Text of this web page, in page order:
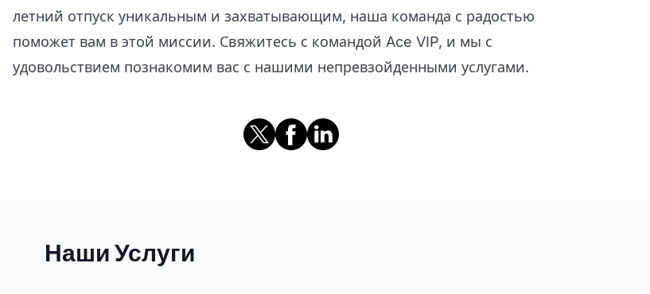
летний отпуск уникальным и захватывающим, наша команда с радостью
поможет вам в этой миссии. Свяжитесь с командой Ace VIP, и мы с
удовольствием познакомим вас с нашими непревзойденными услугами.
Наши Услуги